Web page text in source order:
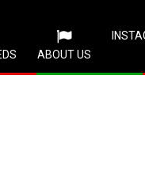
ABOUT US